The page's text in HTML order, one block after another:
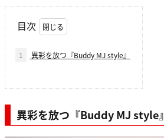
目次
1 異彩を放つ『Buddy MJ style』
異彩を放つ『Buddy MJ style』